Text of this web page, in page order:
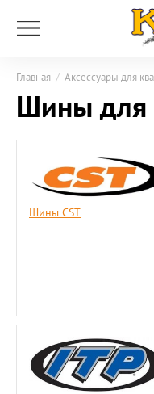
Главная / Аксессуары для
Шины для
Шины CST